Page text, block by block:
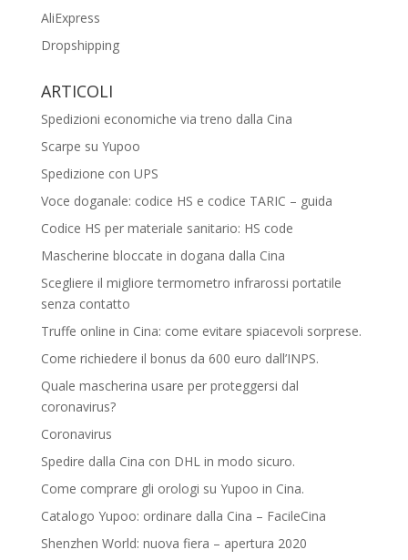
AliExpress
Dropshipping
ARTICOLI
Spedizioni economiche via treno dalla Cina
Scarpe su Yupoo
Spedizione con UPS
Voce doganale: codice HS e codice TARIC – guida
Codice HS per materiale sanitario: HS code
Mascherine bloccate in dogana dalla Cina
Scegliere il migliore termometro infrarossi portatile
senza contatto
Truffe online in Cina: come evitare spiacevoli sorprese.
Come richiedere il bonus da 600 euro dall’INPS.
Quale mascherina usare per proteggersi dal
coronavirus?
Coronavirus
Spedire dalla Cina con DHL in modo sicuro.
Come comprare gli orologi su Yupoo in Cina.
Catalogo Yupoo: ordinare dalla Cina – FacileCina
Shenzhen World: nuova fiera – apertura 2020